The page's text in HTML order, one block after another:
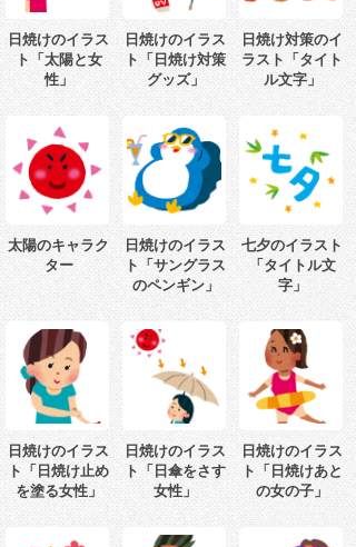
日焼けのイラス
ト「太陽と女
性」
日焼けのイラス
ト「日焼け対策
グッズ」
日焼け対策のイ
ラスト「タイト
ル文字」
太陽のキャラク
ター
日焼けのイラス
ト「サングラス
のペンギン」
七夕のイラスト
「タイトル文
字」
日焼けのイラス
ト「日焼け止め
を塗る女性」
日焼けのイラス
ト「日傘をさす
女性」
日焼けのイラス
ト「日焼けあと
の女の子」